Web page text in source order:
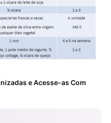
e Acesse-as Com